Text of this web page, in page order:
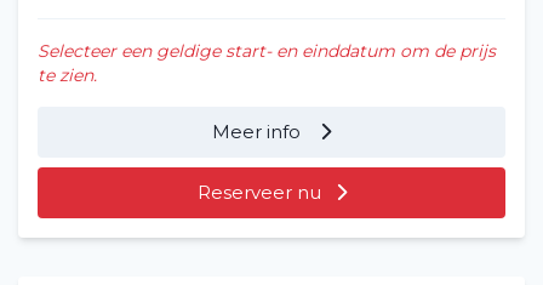
Selecteer een geldige start- en einddatum om de prijs
te zien.
Meer info
Reserveer nu